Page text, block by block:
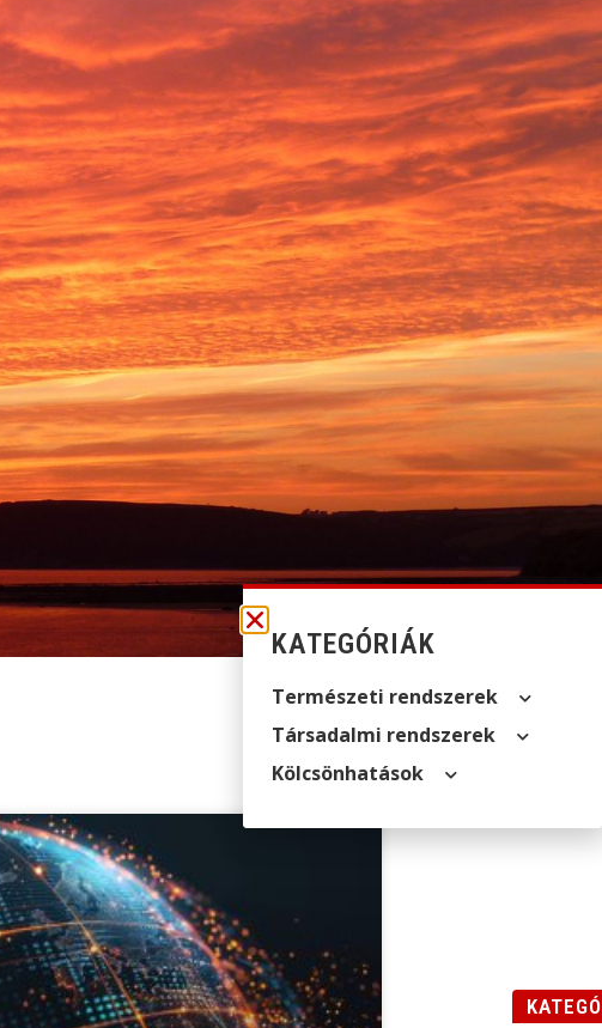
KATEGÓRIÁK
Természeti rendszerek
Társadalmi rendszerek
Kölcsön­hatások